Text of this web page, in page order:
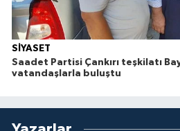
SİYASET
Saadet Partisi Çankırı teşkilatı
vatandaşlarla buluştu